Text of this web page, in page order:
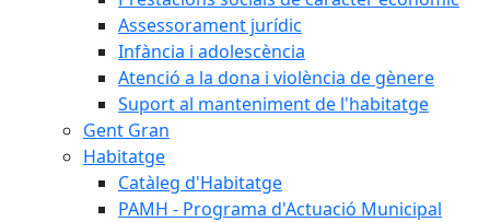
Assessorament jurídic
Infància i adolescència
Atenció a la dona i violència de gènere
Suport al manteniment de l'habitatge
Gent Gran
Habitatge
Catàleg d'Habitatge
PAMH - Programa d'Actuació Municipal